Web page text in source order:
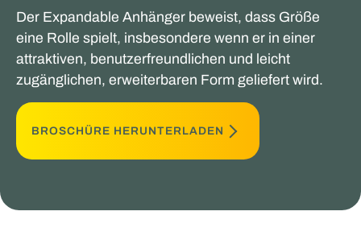
Der Expandable Anhänger beweist, dass Größe
eine Rolle spielt, insbesondere wenn er in einer
attraktiven, benutzerfreundlichen und leicht
zugänglichen, erweiterbaren Form geliefert wird.
BROSCHÜRE HERUNTERLADEN